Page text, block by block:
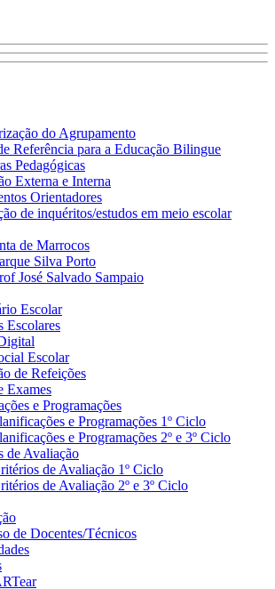
do Agrupamento
Referência para a Educação Bilingue
Pedagógicas
Externa e Interna
Orientadores
de inquéritos/estudos em meio escolar
de Marrocos
Silva Porto
José Salvado Sampaio
Escolar
Escolares
Escolar
de Refeições
Exames
e Programações
e Programações 1º Ciclo
e Programações 2º e 3º Ciclo
de Avaliação
de Avaliação 1º Ciclo
de Avaliação 2º e 3º Ciclo
de Docentes/Técnicos